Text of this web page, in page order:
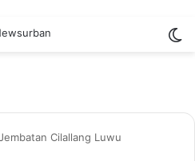
Cilallang Luwu